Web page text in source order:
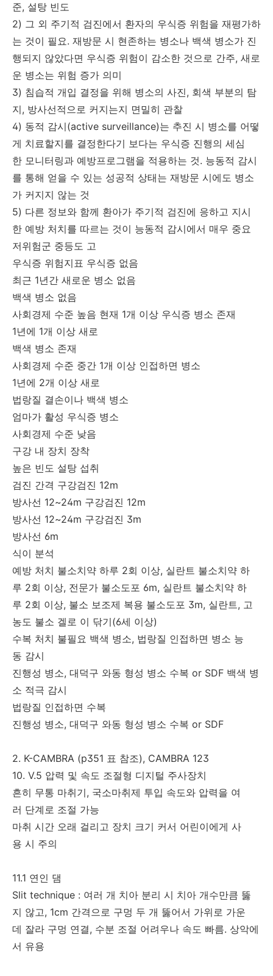
준, 설탕 빈도
2) 그 외 주기적 검진에서 환자의 우식증 위험을 재평가하
는 것이 필요. 재방문 시 현존하는 병소나 백색 병소가 진
행되지 않았다면 우식증 위험이 감소한 것으로 간주, 새로
운 병소는 위험 증가 의미
3) 침습적 개입 결정을 위해 병소의 사진, 회색 부분의 탐
지, 방사선적으로 커지는지 면밀히 관찰
4) 동적 감시(active surveillance)는 추진 시 병소를 어떻
게 치료할지를 결정한다기 보다는 우식증 진행의 세심
한 모니터링과 예방프로그램을 적용하는 것. 능동적 감시
를 통해 얻을 수 있는 성공적 상태는 재방문 시에도 병소
가 커지지 않는 것
5) 다른 정보와 함께 환아가 주기적 검진에 응하고 지시
한 예방 처치를 따르는 것이 능동적 감시에서 매우 중요
저위험군 중등도 고
우식증 위험지표 우식증 없음
최근 1년간 새로운 병소 없음
백색 병소 없음
사회경제 수준 높음 현재 1개 이상 우식증 병소 존재
1년에 1개 이상 새로
백색 병소 존재
사회경제 수준 중간 1개 이상 인접하면 병소
1년에 2개 이상 새로
법랑질 결손이나 백색 병소
엄마가 활성 우식증 병소
사회경제 수준 낮음
구강 내 장치 장착
높은 빈도 설탕 섭취
검진 간격 구강검진 12m
방사선 12~24m 구강검진 12m
방사선 12~24m 구강검진 3m
방사선 6m
식이 분석
예방 처치 불소치약 하루 2회 이상, 실란트 불소치약 하
루 2회 이상, 전문가 불소도포 6m, 실란트 불소치약 하
루 2회 이상, 불소 보조제 복용 불소도포 3m, 실란트, 고
농도 불소 겔로 이 닦기(6세 이상)
수복 처치 불필요 백색 병소, 법랑질 인접하면 병소 능
동 감시
진행성 병소, 대덕구 와동 형성 병소 수복 or SDF 백색 병
소 적극 감시
법랑질 인접하면 수복
진행성 병소, 대덕구 와동 형성 병소 수복 or SDF
2. K-CAMBRA (p351 표 참조), CAMBRA 123
10. V.5 압력 및 속도 조절형 디지털 주사장치
흔히 무통 마취기, 국소마취제 투입 속도와 압력을 여
러 단계로 조절 가능
마취 시간 오래 걸리고 장치 크기 커서 어린이에게 사
용 시 주의
11.1 연인 댐
Slit technique : 여러 개 치아 분리 시 치아 개수만큼 뚫
지 않고, 1cm 간격으로 구멍 두 개 뚫어서 가위로 가운
데 잘라 구멍 연결, 수분 조절 어려우나 속도 빠름. 상악에
서 유용